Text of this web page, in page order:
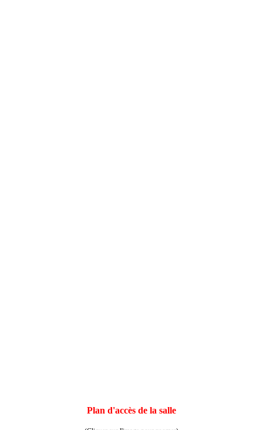
Plan d'accès de la salle